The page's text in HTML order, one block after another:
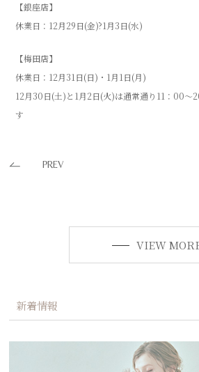
【銀座店】
休業日：12月29日(金)?1月3日(水)
【梅田店】
休業日：12月31日(日)・1月1日(月)
12月30日(土)と1月2日(火)は通常通り11：00～
す
PREV
VIEW
新着情報